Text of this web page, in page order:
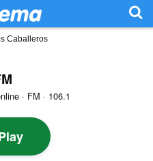
Caballeros
· FM · 106.1